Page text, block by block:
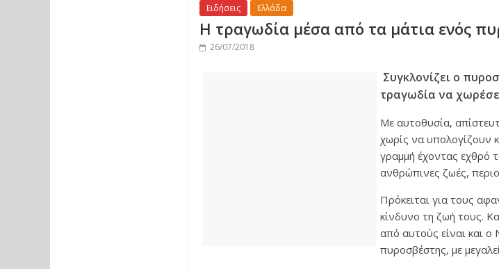
Ειδήσεις Ελλάδα
Η τραγωδία μέσα από τα μάτια ενός
26/07/2018
Συγκλονίζει ο
τραγωδία να
Με αυτοθυσία,
χωρίς να υπολογίζουν
γραμμή έχοντας εχθρό
ανθρώπινες ζωές,
Πρόκειται για τους
κίνδυνο τη ζωή τους.
από αυτούς είναι και
πυροσβέστης, με